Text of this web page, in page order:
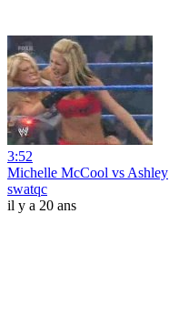
3:52
Michelle McCool vs Ashley
swatqc
il y a 20 ans